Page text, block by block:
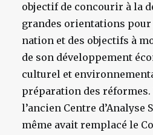
objectif de concourir à la
grandes orientations pour
nation et des objectifs à
de son développement
culturel et
préparation des
l’ancien Centre d’Analyse
même avait remplacé le